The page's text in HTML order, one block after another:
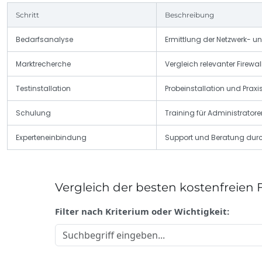
Schritt Beschreibung
Bedarfsanalyse Ermittlung der Netzwerk-
Marktrecherche Vergleich relevanter
Testinstallation Probeinstallation und
Schulung Training für
Experteneinbindung Support und Beratung
Vergleich der besten kostenfreien
Filter nach Kriterium oder Wichtigkeit: